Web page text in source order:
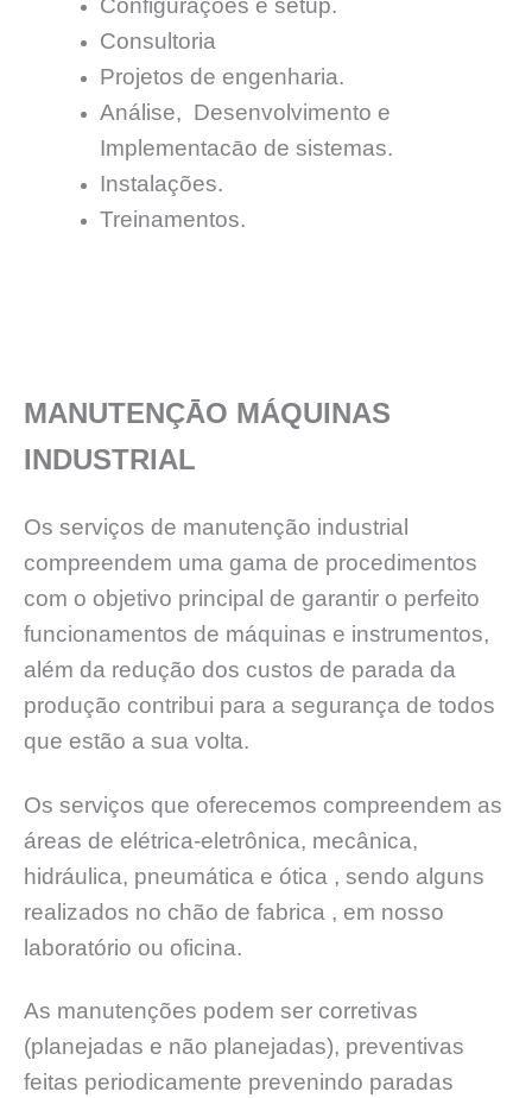
Consultoria
Projetos de engenharia.
Análise, Desenvolvimento e
Implementacāo de sistemas.
Instalações.
Treinamentos.
MANUTENÇĀO MÁQUINAS
INDUSTRIAL
Os serviços de manutenção industrial
compreendem uma gama de procedimentos
com o objetivo principal de garantir o perfeito
funcionamentos de máquinas e instrumentos,
além da redução dos custos de parada da
produção contribui para a segurança de todos
que estão a sua volta.
Os serviços que oferecemos compreendem as
áreas de elétrica-eletrônica, mecânica,
hidráulica, pneumática e ótica , sendo alguns
realizados no chão de fabrica , em nosso
laboratório ou oficina.
As manutenções podem ser corretivas
(planejadas e não planejadas), preventivas
feitas periodicamente prevenindo paradas